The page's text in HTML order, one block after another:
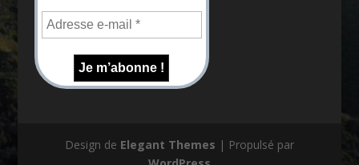
Design de Elegant Themes | Propulsé par